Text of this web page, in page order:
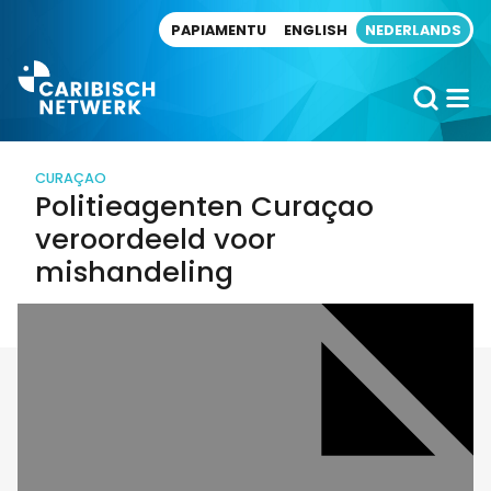
PAPIAMENTU ENGLISH NEDERLANDS
CURAÇAO
Politieagenten Curaçao
veroordeeld voor
mishandeling